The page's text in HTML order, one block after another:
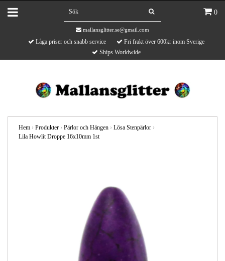
0
mallansglitter.se@gmail.com
Låga priser och snabb service
Fri frakt över 600kr inom Sverige
Ships Worldwide
Hem › Produkter › Pärlor och Hängen › Lösa Stenpärlor ›
Lila Howlit Droppe 16x10mm 1st